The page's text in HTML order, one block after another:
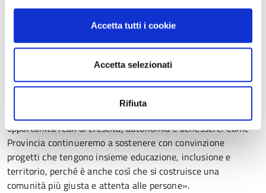
Accetta tutti i cookie
Accetta selezionati
Rifiuta
strumento educativo potente, perché permette a ciascun
ragazzo e ragazza di mettersi in gioco secondo le proprie
possibilità, valorizzando competenze che spesso restano
il numero degli studenti con abilità diverse coinvolti sia
raddoppiato – prosegue Bedogni – ci dice che questa strada
è quella giusta: una scuola che lavora in rete, insieme agli
opportunità reali di crescita, autonomia e benessere. Come
Provincia continueremo a sostenere con convinzione
progetti che tengono insieme educazione, inclusione e
territorio, perché è anche così che si costruisce una
comunità più giusta e attenta alle persone».